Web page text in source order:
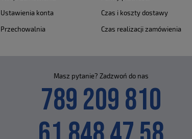
Ustawienia konta
Przechowalnia
Czas i koszty dostawy
Czas realizacji zamówienia
Masz pytanie? Zadzwoń do nas
789 209 810